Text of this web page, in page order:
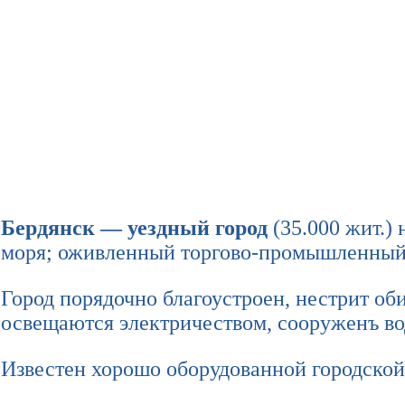
Бердянск — уездный город (35.000 жит.)
моря; оживленный торгово-
Город порядочно благоустроен, нестрит
освещаются электричеством, сооруженъ
Известен хорошо оборудованной